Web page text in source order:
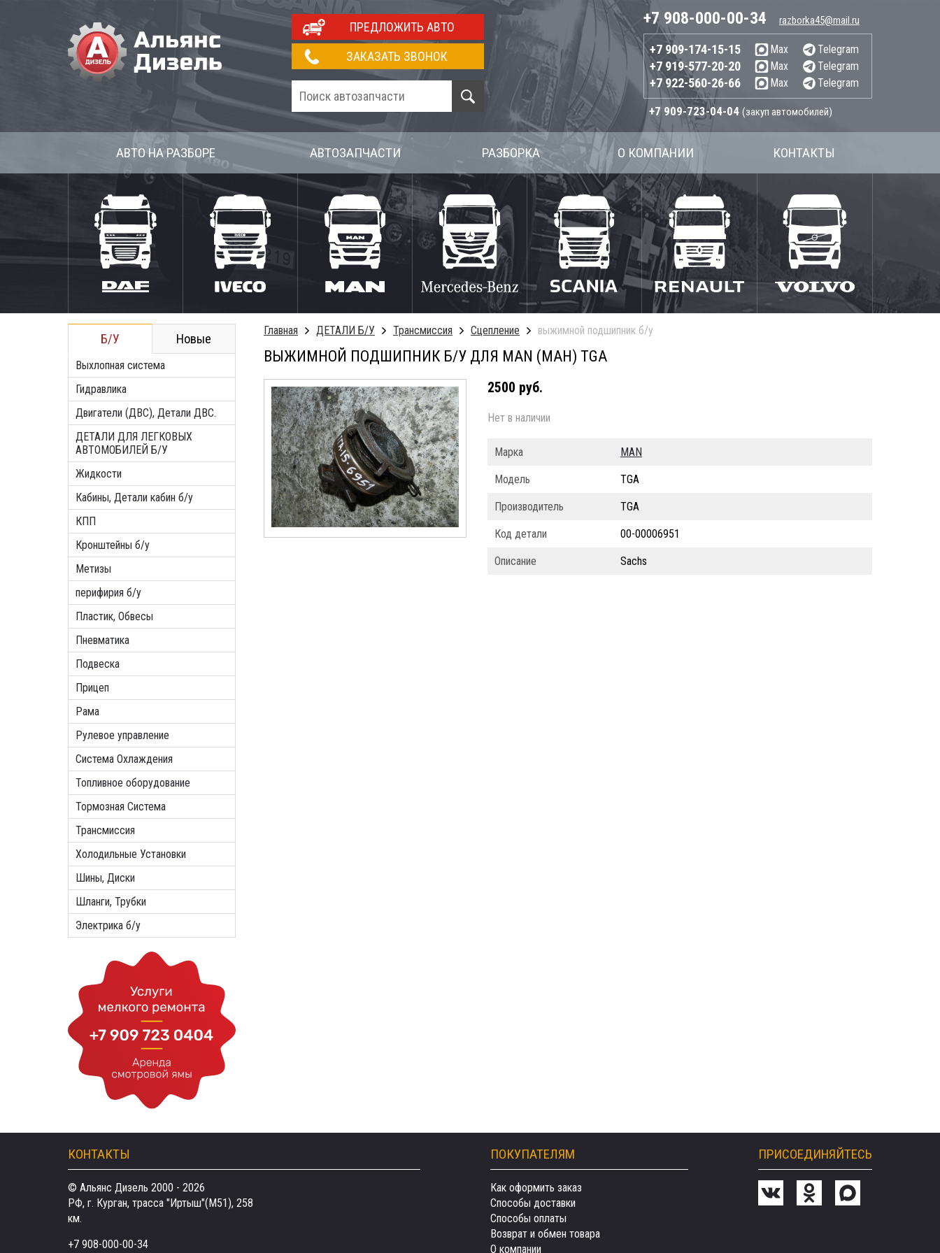
ПРЕДЛОЖИТЬ АВТО
ЗАКАЗАТЬ ЗВОНОК
+7 908-000-00-34 razborka45@mail.ru
+7 909-174-15-15 Max Telegram
+7 919-577-20-20 Max Telegram
+7 922-560-26-66 Max Telegram
+7 909-723-04-04 (закуп автомобилей)
АВТО НА РАЗБОРЕ АВТОЗАПЧАСТИ РАЗБОРКА О КОМПАНИИ КОНТАКТЫ
Б/У Новые
Выхлопная система
Гидравлика
Двигатели (ДВС), Детали ДВС.
ДЕТАЛИ ДЛЯ ЛЕГКОВЫХ
АВТОМОБИЛЕЙ Б/У
Жидкости
Кабины, Детали кабин б/у
КПП
Кронштейны б/у
Метизы
перифирия б/у
Пластик, Обвесы
Пневматика
Подвеска
Прицеп
Рама
Рулевое управление
Система Охлаждения
Топливное оборудование
Тормозная Система
Трансмиссия
Холодильные Установки
Шины, Диски
Шланги, Трубки
Электрика б/у
Главная ДЕТАЛИ Б/У Трансмиссия Сцепление выжимной подшипник б/у
ВЫЖИМНОЙ ПОДШИПНИК Б/У ДЛЯ MAN (МАН) TGA
2500 руб.
Нет в наличии
Марка MAN
Модель TGA
Производитель TGA
Код детали 00-00006951
Описание Sachs
КОНТАКТЫ
© Альянс Дизель 2000 - 2026
РФ, г. Курган, трасса "Иртыш"(М51), 258
км.
+7 908-000-00-34
ПОКУПАТЕЛЯМ
Как оформить заказ
Способы доставки
Способы оплаты
Возврат и обмен товара
О компании
ПРИСОЕДИНЯЙТЕСЬ